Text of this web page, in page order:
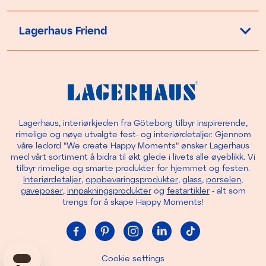
Lagerhaus Friend
Lagerhaus, interiørkjeden fra Göteborg tilbyr inspirerende,
rimelige og nøye utvalgte fest- og interiørdetaljer. Gjennom
våre ledord "We create Happy Moments" ønsker Lagerhaus
med vårt sortiment å bidra til økt glede i livets alle øyeblikk. Vi
tilbyr rimelige og smarte produkter for hjemmet og festen.
Interiørdetaljer, oppbevaringsprodukter, glass, porselen,
gaveposer, innpakningsprodukterog festartikler- alt som
trengs for å skape Happy Moments!
Cookie settings